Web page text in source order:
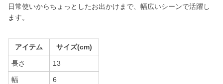
日常使いからちょっとしたお出かけまで、幅広いシーンで活躍し
ます。
アイテム サイズ(cm)
長さ 13
幅 6